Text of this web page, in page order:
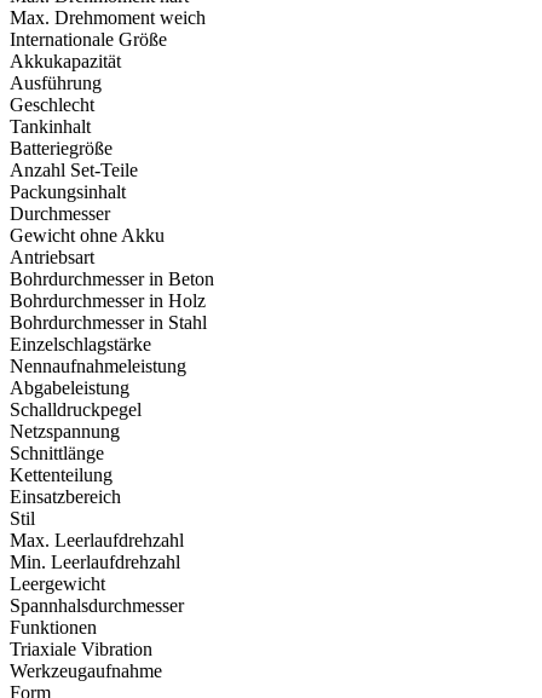
Max. Drehmoment weich
Internationale Größe
Akkukapazität
Ausführung
Geschlecht
Tankinhalt
Batteriegröße
Anzahl Set-Teile
Packungsinhalt
Durchmesser
Gewicht ohne Akku
Antriebsart
Bohrdurchmesser in Beton
Bohrdurchmesser in Holz
Bohrdurchmesser in Stahl
Einzelschlagstärke
Nennaufnahmeleistung
Abgabeleistung
Schalldruckpegel
Netzspannung
Schnittlänge
Kettenteilung
Einsatzbereich
Stil
Max. Leerlaufdrehzahl
Min. Leerlaufdrehzahl
Leergewicht
Spannhalsdurchmesser
Funktionen
Triaxiale Vibration
Werkzeugaufnahme
Form